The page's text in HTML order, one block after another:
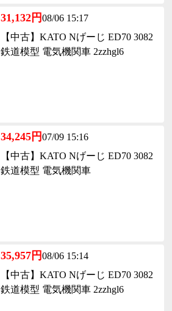
31,132円08/06 15:17
【中古】KATO Nげーじ ED70 3082
鉄道模型 電気機関車 2zzhgl6
34,245円07/09 15:16
【中古】KATO Nげーじ ED70 3082
鉄道模型 電気機関車
35,957円08/06 15:14
【中古】KATO Nげーじ ED70 3082
鉄道模型 電気機関車 2zzhgl6